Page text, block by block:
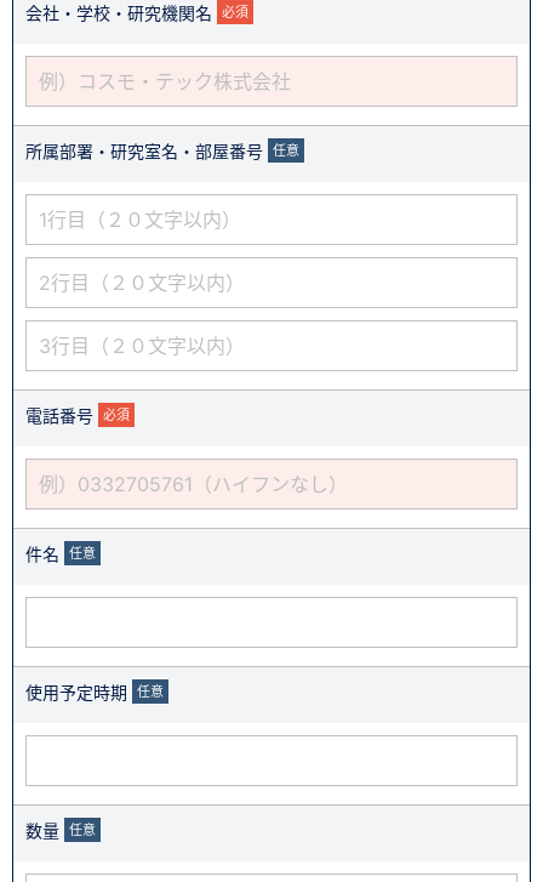
会社・学校・研究機関名 必須
所属部署・研究室名・部屋番号 任意
電話番号 必須
件名 任意
使用予定時期 任意
数量 任意